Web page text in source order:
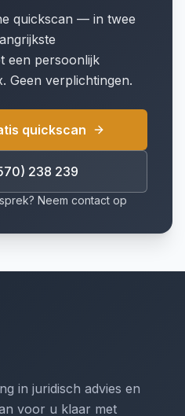
quickscan — in twee
een persoonlijk
Geen verplichtingen.
quickscan
238 239
Neem contact op
in juridisch advies en
voor u klaar met